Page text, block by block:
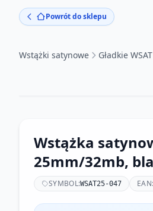
Powrót do sklepu
Wstążki satynowe Gładkie WSAT
Wstążka
25mm/32mb,
SYMBOL:WSAT25-047